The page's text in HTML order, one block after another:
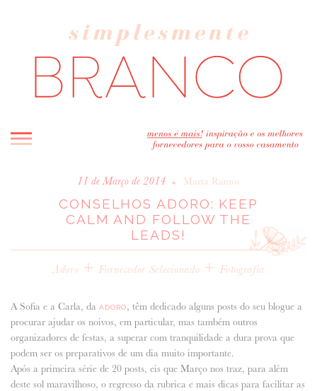
INICIO
BLOG
MELHOR INSPIRAÇÃO
REAL WEDDINGS & EDITORIAIS
FORNECEDORES RECOMENDADOS
ANUNCIE CONNOSCO
11 de Março de 2014 • Marta Ramos
CONSELHOS ADORO: KEEP
CALM AND FOLLOW THE
LEADS!
Adoro +Fornecedor Selecionado +Fotografia
A Sofia e a Carla, da ADORO, têm dedicado alguns posts do seu blogue a
procurar ajudar os noivos, em particular, mas também outros
organizadores de festas, a superar com tranquilidade a dura prova que
podem ser os preparativos de um dia muito importante.
Após a primeira série de 20 posts, eis que Março nos traz, para além
deste sol maravilhoso, o regresso da rubrica e mais dicas para facilitar as